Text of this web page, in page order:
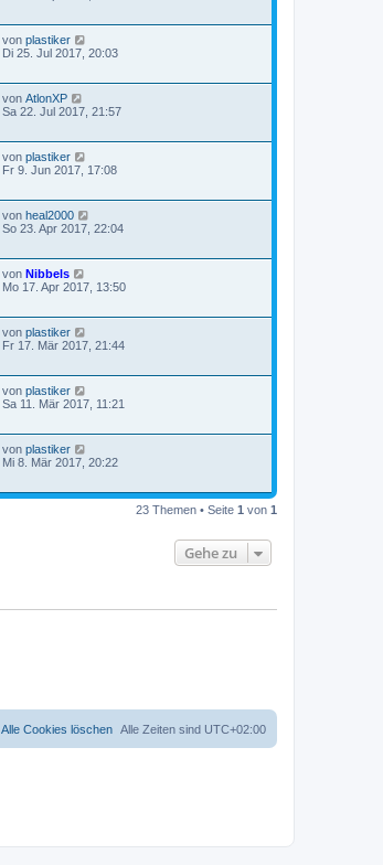
von plastiker
Di 25. Jul 2017, 20:03
von AtlonXP
Sa 22. Jul 2017, 21:57
von plastiker
Fr 9. Jun 2017, 17:08
von heal2000
So 23. Apr 2017, 22:04
von Nibbels
Mo 17. Apr 2017, 13:50
von plastiker
Fr 17. Mär 2017, 21:44
von plastiker
Sa 11. Mär 2017, 11:21
von plastiker
Mi 8. Mär 2017, 20:22
23 Themen • Seite 1 von 1
Gehe zu
Alle Zeiten sind UTC+02:00
Alle Cookies löschen